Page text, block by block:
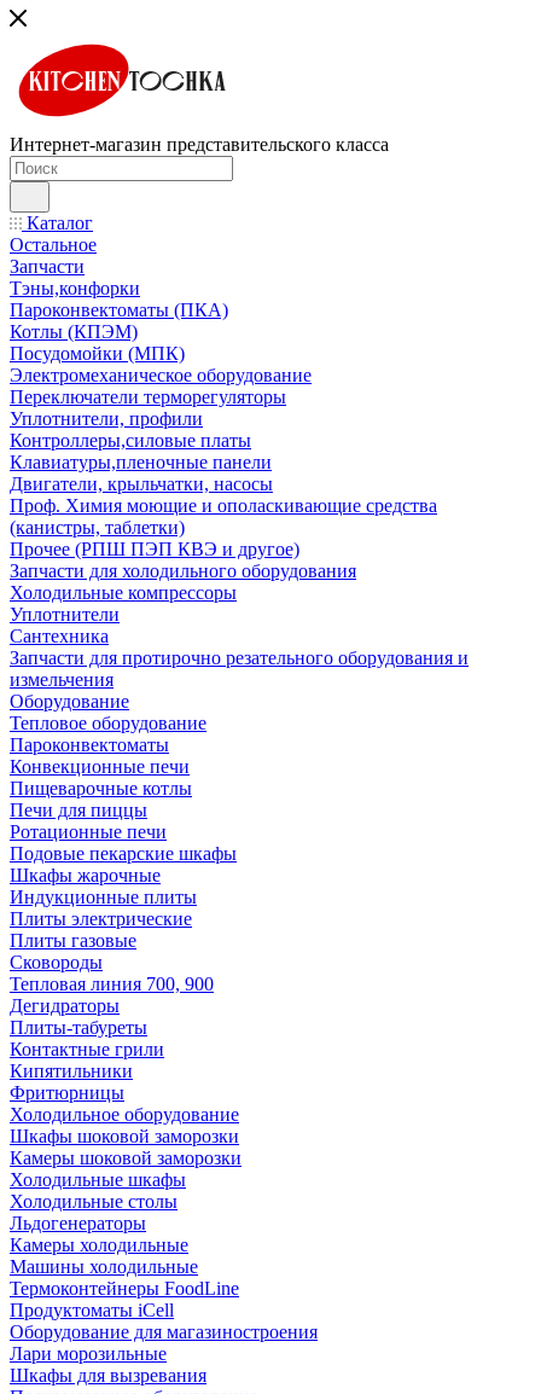
Интернет-магазин представительского класса
Каталог
Остальное
Запчасти
Тэны,конфорки
Пароконвектоматы (ПКА)
Котлы (КПЭМ)
Посудомойки (МПК)
Электромеханическое оборудование
Переключатели терморегуляторы
Уплотнители, профили
Контроллеры,силовые платы
Клавиатуры,пленочные панели
Двигатели, крыльчатки, насосы
Проф. Химия моющие и ополаскивающие средства
(канистры, таблетки)
Прочее (РПШ ПЭП КВЭ и другое)
Запчасти для холодильного оборудования
Холодильные компрессоры
Уплотнители
Сантехника
Запчасти для протирочно резательного оборудования и
измельчения
Оборудование
Тепловое оборудование
Пароконвектоматы
Конвекционные печи
Пищеварочные котлы
Печи для пиццы
Ротационные печи
Подовые пекарские шкафы
Шкафы жарочные
Индукционные плиты
Плиты электрические
Плиты газовые
Сковороды
Тепловая линия 700, 900
Дегидраторы
Плиты-табуреты
Контактные грили
Кипятильники
Фритюрницы
Холодильное оборудование
Шкафы шоковой заморозки
Камеры шоковой заморозки
Холодильные шкафы
Холодильные столы
Льдогенераторы
Камеры холодильные
Машины холодильные
Термоконтейнеры FoodLine
Продуктоматы iCell
Оборудование для магазиностроения
Лари морозильные
Шкафы для вызревания